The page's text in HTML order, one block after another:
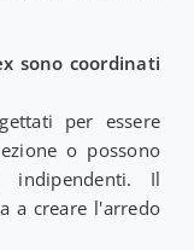
sono coordinati
per essere
o possono
indipendenti. Il
a creare l'arredo